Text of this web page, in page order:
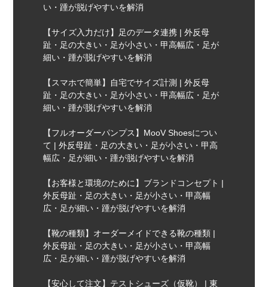
い・踵が脱げやすいを解消
【サイズ入力だけ】足のデータ連携 | 外反母
趾・足の大きい・足が小さい・甲高幅広・足が
細い・踵が脱げやすいを解消
【スマホで簡単】自宅でサイズ計測 | 外反母
趾・足の大きい・足が小さい・甲高幅広・足が
細い・踵が脱げやすいを解消
【フルオーダーパンプス】MooV Shoesについ
て | 外反母趾・足の大きい・足が小さい・甲高
幅広・足が細い・踵が脱げやすいを解消
【お客様と環境のために】ブランドコンセプト |
外反母趾・足の大きい・足が小さい・甲高幅
広・足が細い・踵が脱げやすいを解消
【靴の種類】オーダーメイドできる靴の種類 |
外反母趾・足の大きい・足が小さい・甲高幅
広・足が細い・踵が脱げやすいを解消
【安心して注文】テストシューズ（仮靴） | 東